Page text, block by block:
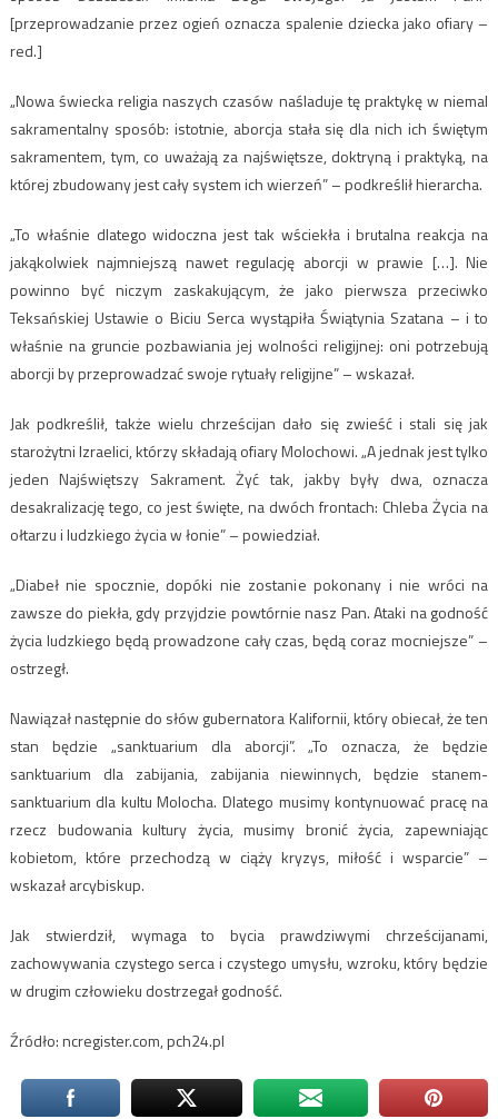
[przeprowadzanie przez ogień oznacza spalenie dziecka jako ofiary –
red.]
„Nowa świecka religia naszych czasów naśladuje tę praktykę w niemal
sakramentalny sposób: istotnie, aborcja stała się dla nich ich świętym
sakramentem, tym, co uważają za najświętsze, doktryną i praktyką, na
której zbudowany jest cały system ich wierzeń” – podkreślił hierarcha.
„To właśnie dlatego widoczna jest tak wściekła i brutalna reakcja na
jakąkolwiek najmniejszą nawet regulację aborcji w prawie […]. Nie
powinno być niczym zaskakującym, że jako pierwsza przeciwko
Teksańskiej Ustawie o Biciu Serca wystąpiła Świątynia Szatana – i to
właśnie na gruncie pozbawiania jej wolności religijnej: oni potrzebują
aborcji by przeprowadzać swoje rytuały religijne” – wskazał.
Jak podkreślił, także wielu chrześcijan dało się zwieść i stali się jak
starożytni Izraelici, którzy składają ofiary Molochowi. „A jednak jest tylko
jeden Najświętszy Sakrament. Żyć tak, jakby były dwa, oznacza
desakralizację tego, co jest święte, na dwóch frontach: Chleba Życia na
ołtarzu i ludzkiego życia w łonie” – powiedział.
„Diabeł nie spocznie, dopóki nie zostanie pokonany i nie wróci na
zawsze do piekła, gdy przyjdzie powtórnie nasz Pan. Ataki na godność
życia ludzkiego będą prowadzone cały czas, będą coraz mocniejsze” –
ostrzegł.
Nawiązał następnie do słów gubernatora Kalifornii, który obiecał, że ten
stan będzie „sanktuarium dla aborcji”. „To oznacza, że będzie
sanktuarium dla zabijania, zabijania niewinnych, będzie stanem-
sanktuarium dla kultu Molocha. Dlatego musimy kontynuować pracę na
rzecz budowania kultury życia, musimy bronić życia, zapewniając
kobietom, które przechodzą w ciąży kryzys, miłość i wsparcie” –
wskazał arcybiskup.
Jak stwierdził, wymaga to bycia prawdziwymi chrześcijanami,
zachowywania czystego serca i czystego umysłu, wzroku, który będzie
w drugim człowieku dostrzegał godność.
Źródło: ncregister.com, pch24.pl